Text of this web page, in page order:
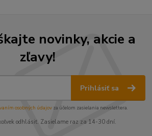
novinky, akcie a
zľavy!
Prihlásiť sa
osobných údajov za účelom zasielania newslettera.
odhlásiť. Zasielame raz za 14-30 dní.